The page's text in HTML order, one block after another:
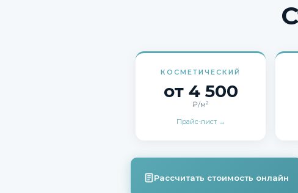
КОСМЕТИЧЕСКИЙ
от 4 500
₽/м²
Прайс-лист →
Рассчитать стоимость онлайн